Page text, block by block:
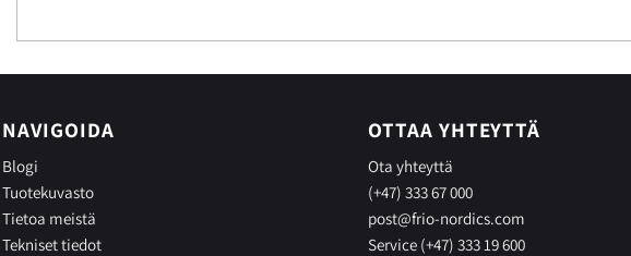
NAVIGOIDA
Blogi
Tuotekuvasto
Tietoa meistä
Tekniset tiedot
OTTAA YHTEYTTÄ
Ota yhteyttä
(+47) 333 67 000
post@frio-nordics.com
Service (+47) 333 19 600